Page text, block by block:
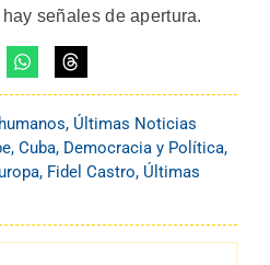
señales de apertura.
, Últimas Noticias
, Cuba, Democracia y Política,
, Fidel Castro, Últimas